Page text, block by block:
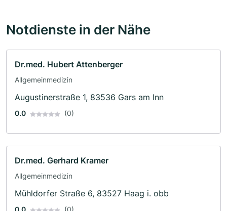
Notdienste in der Nähe
Dr.med. Hubert Attenberger
Allgemeinmedizin
Augustinerstraße 1, 83536 Gars am Inn
0.0 (0)
Dr.med. Gerhard Kramer
Allgemeinmedizin
Mühldorfer Straße 6, 83527 Haag i. obb